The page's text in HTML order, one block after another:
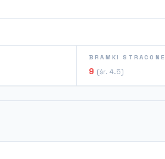
BRAMKI STRACONE
9 (śr. 4.5)